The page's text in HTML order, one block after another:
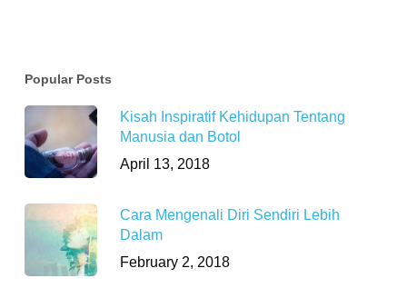
Popular Posts
Kisah Inspiratif Kehidupan Tentang
Manusia dan Botol
April 13, 2018
Cara Mengenali Diri Sendiri Lebih
Dalam
February 2, 2018